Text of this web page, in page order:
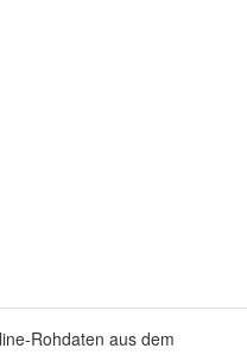
Rohdaten aus dem